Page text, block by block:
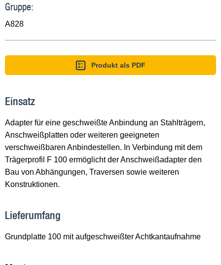
Gruppe:
A828
Produkt als PDF
Einsatz
Adapter für eine geschweißte Anbindung an Stahlträgern,
Anschweißplatten oder weiteren geeigneten
verschweißbaren Anbindestellen. In Verbindung mit dem
Trägerprofil F 100 ermöglicht der Anschweißadapter den
Bau von Abhängungen, Traversen sowie weiteren
Konstruktionen.
Lieferumfang
Grundplatte 100 mit aufgeschweißter Achtkantaufnahme